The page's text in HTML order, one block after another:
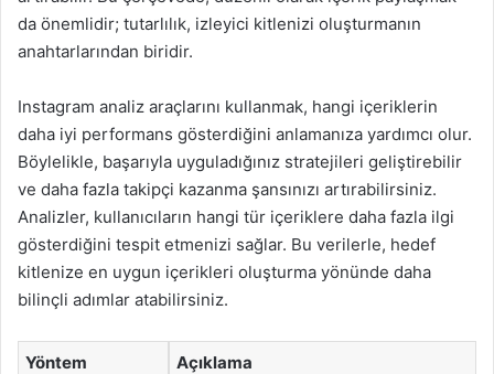
da önemlidir; tutarlılık, izleyici kitlenizi oluşturmanın
anahtarlarından biridir.
Instagram analiz araçlarını kullanmak, hangi içeriklerin
daha iyi performans gösterdiğini anlamanıza yardımcı olur.
Böylelikle, başarıyla uyguladığınız stratejileri geliştirebilir
ve daha fazla takipçi kazanma şansınızı artırabilirsiniz.
Analizler, kullanıcıların hangi tür içeriklere daha fazla ilgi
gösterdiğini tespit etmenizi sağlar. Bu verilerle, hedef
kitlenize en uygun içerikleri oluşturma yönünde daha
bilinçli adımlar atabilirsiniz.
Yöntem Açıklama